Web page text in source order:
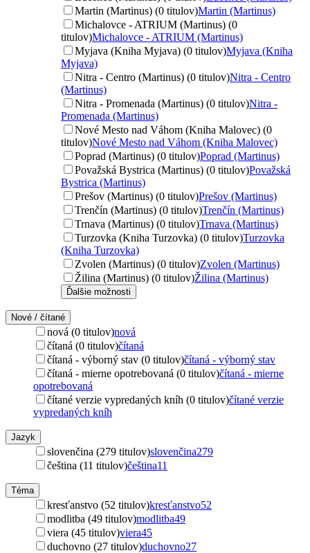
Martin (Martinus) (0 titulov)Martin (Martinus)
Michalovce - ATRIUM (Martinus) (0
titulov)Michalovce - ATRIUM (Martinus)
Myjava (Kniha Myjava) (0 titulov)Myjava (Kniha
Myjava)
Nitra - Centro (Martinus) (0 titulov)Nitra - Centro
(Martinus)
Nitra - Promenada (Martinus) (0 titulov)Nitra -
Promenada (Martinus)
Nové Mesto nad Váhom (Kniha Malovec) (0
titulov)Nové Mesto nad Váhom (Kniha Malovec)
Poprad (Martinus) (0 titulov)Poprad (Martinus)
Považská Bystrica (Martinus) (0 titulov)Považská
Bystrica (Martinus)
Prešov (Martinus) (0 titulov)Prešov (Martinus)
Trenčín (Martinus) (0 titulov)Trenčín (Martinus)
Trnava (Martinus) (0 titulov)Trnava (Martinus)
Turzovka (Kniha Turzovka) (0 titulov)Turzovka
(Kniha Turzovka)
Zvolen (Martinus) (0 titulov)Zvolen (Martinus)
Žilina (Martinus) (0 titulov)Žilina (Martinus)
Ďalšie možnosti
Nové / čítané
nová (0 titulov)nová
čítaná (0 titulov)čítaná
čítaná - výborný stav (0 titulov)čítaná - výborný stav
čítaná - mierne opotrebovaná (0 titulov)čítaná - mierne
opotrebovaná
čítané verzie vypredaných kníh (0 titulov)čítané verzie
vypredaných kníh
Jazyk
slovenčina (279 titulov)slovenčina279
čeština (11 titulov)čeština11
Téma
kresťanstvo (52 titulov)kresťanstvo52
modlitba (49 titulov)modlitba49
viera (45 titulov)viera45
duchovno (27 titulov)duchovno27